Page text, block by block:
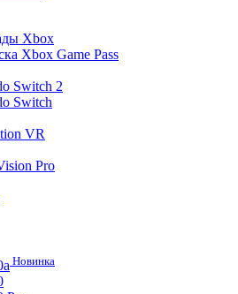
Xbox
Xbox Game Pass
Switch 2
Switch
VR
Pro
Новинка